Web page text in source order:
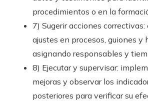
procedimientos o en la
7) Sugerir acciones
ajustes en procesos, guiones y
asignando responsables y
8) Ejecutar y supervisar:
mejoras y observar los
posteriores para verificar su